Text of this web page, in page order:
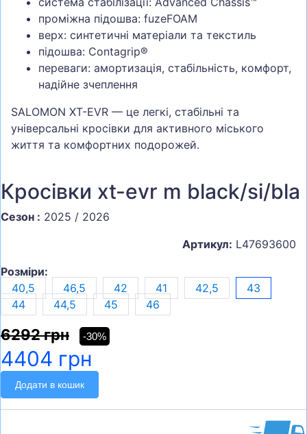
проміжна підошва: fuzeFOAM
верх: синтетичні матеріали та текстиль
підошва: Contagrip®
переваги: амортизація, стабільність, комфорт,
надійне зчеплення
SALOMON XT-EVR — це легкі, стабільні та
універсальні кросівки для активного міського
життя та комфортних подорожей.
Кросівки xt-evr m black/si/bla
Сезон : 2025 / 2026
Артикул: L47693600
Розміри:
40,5
46,5 42 41 42,5
43
44
44,5 45 46
6292 грн -30%
4404 грн
Додати в кошик